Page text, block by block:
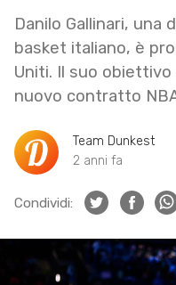
Danilo Gallinari, una
basket italiano, è
Uniti. Il suo
nuovo contratto
Team Dunkest
2 anni fa
Condividi: